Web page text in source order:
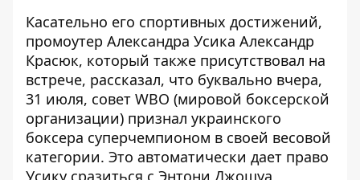
Касательно его спортивных достижений,
промоутер Александра Усика Александр
Красюк, который также присутствовал на
встрече, рассказал, что буквально вчера,
31 июля, совет WBO (мировой боксерской
организации) признал украинского
боксера суперчемпионом в своей весовой
категории. Это автоматически дает право
Усику сразиться с Энтони Джошуа,